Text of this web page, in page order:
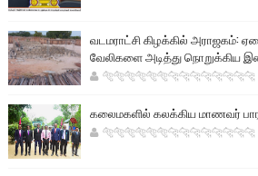
வடமராட்சி கிழக்கில் அராஜகம்:
வேலிகளை அடித்து நொறுக்கிய
🐅🐅🐅🐅🐅🐅🐆🐆🐆🐆🐆🐆🐆🐆
கலைமகளில் கலக்கிய மாணவர்
🐅🐅🐅🐅🐅🐅🐆🐆🐆🐆🐆🐆🐆🐆